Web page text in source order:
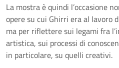
La mostra è quindi l’occasione
opere su cui Ghirri era al lavoro
ma per riflettere sui legami fra
artistica, sui processi di
in particolare, su quelli creativi.